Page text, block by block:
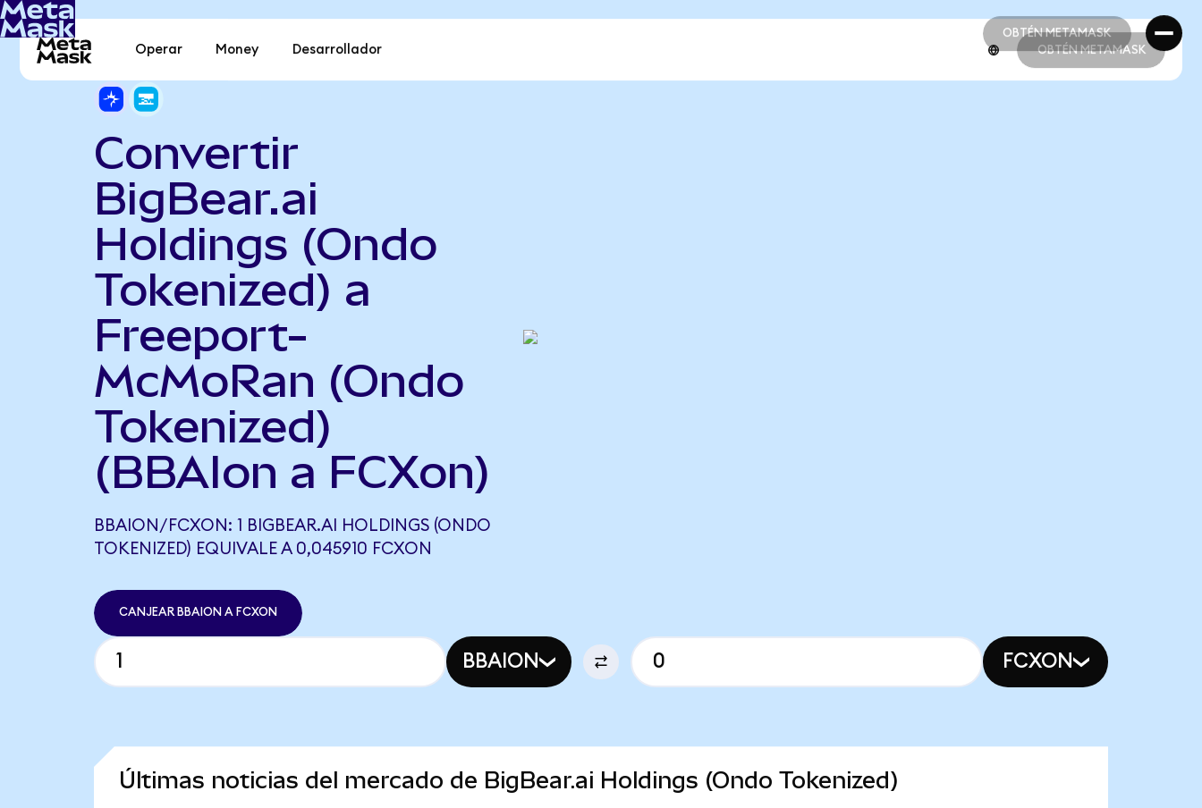
OBTÉN METAMASK
OBTÉN METAMASK
Operar Money Desarrollador OBTÉN METAMASK
Convertir
BigBear.ai
Holdings (Ondo
Tokenized) a
Freeport-
McMoRan (Ondo
Tokenized)
(BBAIon a FCXon)
BBAION/FCXON: 1 BIGBEAR.AI HOLDINGS (ONDO
TOKENIZED) EQUIVALE A 0,045910 FCXON
CANJEAR BBAION A FCXON
BBAION FCXON
Últimas noticias del mercado de BigBear.ai Holdings (Ondo Tokenized)